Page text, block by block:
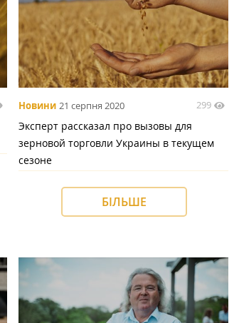
Новини 21 серпня 2020 299
Эксперт рассказал про вызовы для
зерновой торговли Украины в текущем
сезоне
БІЛЬШЕ